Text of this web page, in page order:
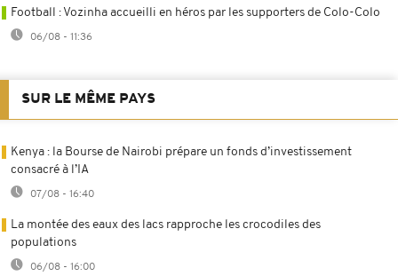
Football : Vozinha accueilli en héros par les supporters de Colo-Colo
06/08 - 11:36
SUR LE MÊME PAYS
Kenya : la Bourse de Nairobi prépare un fonds d’investissement
consacré à l’IA
07/08 - 16:40
La montée des eaux des lacs rapproche les crocodiles des
populations
06/08 - 16:00